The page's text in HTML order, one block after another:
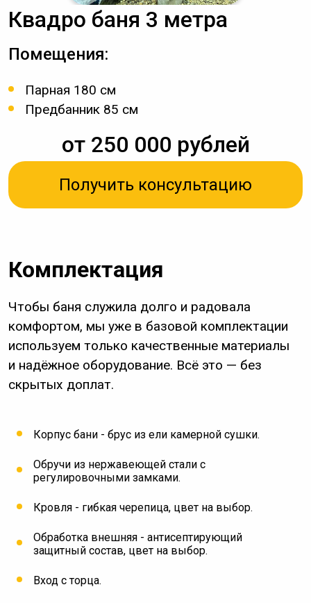
Квадро баня 3 метра
Помещения:
Парная 180 см
Предбанник 85 см
от 250 000 рублей
Получить консультацию
Комплектация
Чтобы баня служила долго и радовала
комфортом, мы уже в базовой комплектации
используем только качественные материалы
и надёжное оборудование. Всё это — без
скрытых доплат.
Корпус бани - брус из ели камерной сушки.
Обручи из нержавеющей стали с
регулировочными замками.
Кровля - гибкая черепица, цвет на выбор.
Обработка внешняя - антисептирующий
защитный состав, цвет на выбор.
Вход с торца.